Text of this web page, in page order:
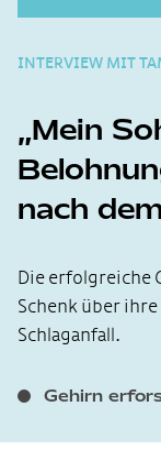
INTERVIEW MIT
Mein
nach
Die erfolgreiche
Schenk über
Schlaganfall.
Gehirn